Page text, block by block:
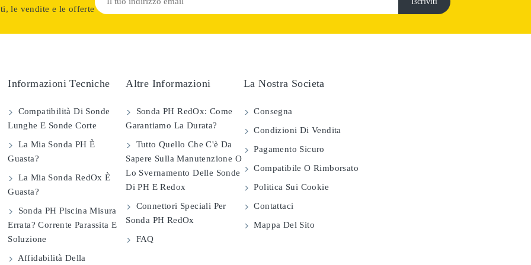
le vendite e le offerte
Informazioni Tecniche
Compatibilità Di Sonde
Lunghe E Sonde Corte
La Mia Sonda PH È
Guasta?
La Mia Sonda RedOx È
Guasta?
Sonda PH Piscina Misura
Errata? Corrente Parassita E
Soluzione
Affidabilità Della
Altre Informazioni
Sonda PH RedOx: Come
Garantiamo La Durata?
Tutto Quello Che C'è Da
Sapere Sulla Manutenzione O
Lo Svernamento Delle Sonde
Di PH E Redox
Connettori Speciali Per
Sonda PH RedOx
FAQ
La Nostra Societa
Consegna
Condizioni Di Vendita
Pagamento Sicuro
Compatibile O Rimborsato
Politica Sui Cookie
Contattaci
Mappa Del Sito